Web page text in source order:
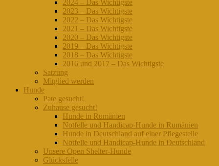
2024 – Das Wichtigste
2023 – Das Wichtigste
2022 – Das Wichtigste
2021 – Das Wichtigste
2020 – Das Wichtigste
2019 – Das Wichtigste
2018 – Das Wichtigste
2016 und 2017 – Das Wichtigste
Satzung
Mitglied werden
Hunde
Pate gesucht!
Zuhause gesucht!
Hunde in Rumänien
Notfelle und Handicap-Hunde in Rumänien
Hunde in Deutschland auf einer Pflegestelle
Notfelle und Handicap-Hunde in Deutschland
Unsere Open Shelter-Hunde
Glücksfelle